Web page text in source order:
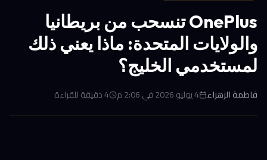
OnePlus تنسحب من بريطانيا
والولايات المتحدة: ماذا يعني ذلك
لمستخدمي الخليج؟
فاطمة الزهراء 4 يوليو 2026 في 2:06 م 4دقيقة للقراءة